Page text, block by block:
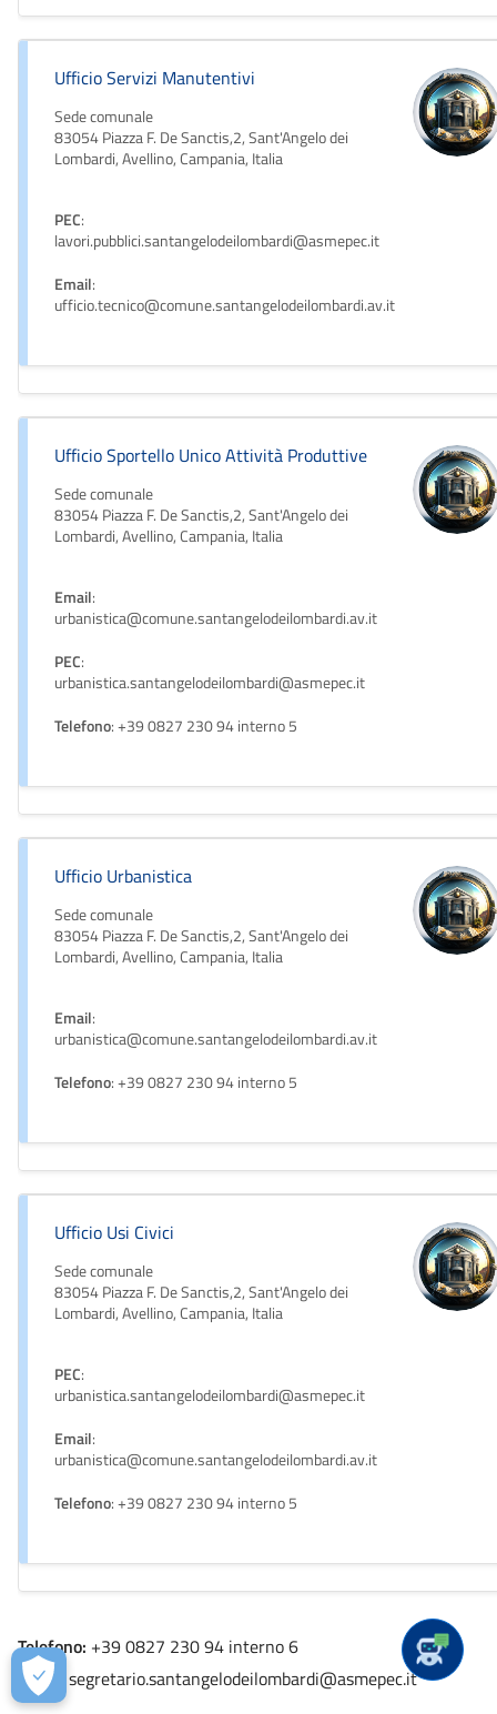
Ufficio Servizi Manutentivi
Sede comunale
83054 Piazza F. De Sanctis,2, Sant'Angelo dei
Lombardi, Avellino, Campania, Italia
PEC:
lavori.pubblici.santangelodeilombardi@asmepec.it
Email:
ufficio.tecnico@comune.santangelodeilombardi.av.it
Ufficio Sportello Unico Attività Produttive
Sede comunale
83054 Piazza F. De Sanctis,2, Sant'Angelo dei
Lombardi, Avellino, Campania, Italia
Email:
urbanistica@comune.santangelodeilombardi.av.it
PEC:
urbanistica.santangelodeilombardi@asmepec.it
Telefono: +39 0827 230 94 interno 5
Ufficio Urbanistica
Sede comunale
83054 Piazza F. De Sanctis,2, Sant'Angelo dei
Lombardi, Avellino, Campania, Italia
Email:
urbanistica@comune.santangelodeilombardi.av.it
Telefono: +39 0827 230 94 interno 5
Ufficio Usi Civici
Sede comunale
83054 Piazza F. De Sanctis,2, Sant'Angelo dei
Lombardi, Avellino, Campania, Italia
PEC:
urbanistica.santangelodeilombardi@asmepec.it
Email:
urbanistica@comune.santangelodeilombardi.av.it
Telefono: +39 0827 230 94 interno 5
Telefono: +39 0827 230 94 interno 6
Email: segretario.santangelodeilombardi@asmepec.it